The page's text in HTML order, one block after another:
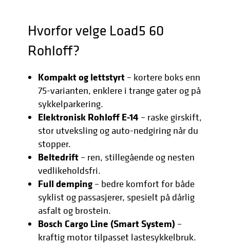
Hvorfor velge Load5 60
Rohloff?
Kompakt og lettstyrt– kortere boks enn
75-varianten, enklere i trange gater og på
sykkelparkering.
Elektronisk Rohloff E-14– raske girskift,
stor utveksling og auto-nedgiring når du
stopper.
Beltedrift– ren, stillegående og nesten
vedlikeholdsfri.
Full demping– bedre komfort for både
syklist og passasjerer, spesielt på dårlig
asfalt og brostein.
Bosch Cargo Line (Smart System)–
kraftig motor tilpasset lastesykkelbruk.